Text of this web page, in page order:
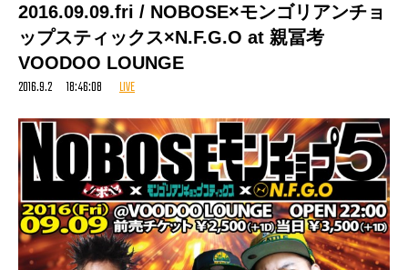
2016.09.09.fri / NOBOSE×モンゴリアンチョ
ップスティックス×N.F.G.O at 親冨考
VOODOO LOUNGE
2016.9.2 18:46:08 LIVE